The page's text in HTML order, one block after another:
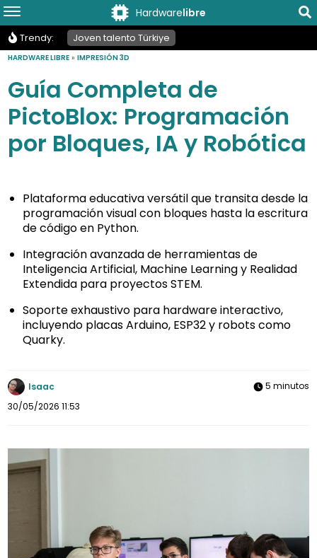
Hardwarelibre
Trendy: Joven talento Türkiye
HARDWARE LIBRE »IMPRESIÓN 3D
Guía Completa de
PictoBlox: Programación
por Bloques, IA y Robótica
Plataforma educativa versátil que transita desde la
programación visual con bloques hasta la escritura
de código en Python.
Integración avanzada de herramientas de
Inteligencia Artificial, Machine Learning y Realidad
Extendida para proyectos STEM.
Soporte exhaustivo para hardware interactivo,
incluyendo placas Arduino, ESP32 y robots como
Quarky.
Isaac
30/05/2026 11:53
5 minutos